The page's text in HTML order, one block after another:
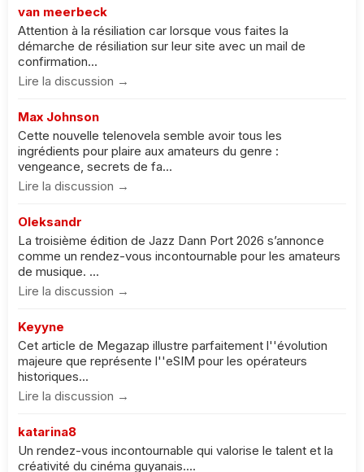
van meerbeck
Attention à la résiliation car lorsque vous faites la
démarche de résiliation sur leur site avec un mail de
confirmation...
Lire la discussion →
Max Johnson
Cette nouvelle telenovela semble avoir tous les
ingrédients pour plaire aux amateurs du genre :
vengeance, secrets de fa...
Lire la discussion →
Oleksandr
La troisième édition de Jazz Dann Port 2026 s’annonce
comme un rendez-vous incontournable pour les amateurs
de musique. ...
Lire la discussion →
Keyyne
Cet article de Megazap illustre parfaitement l''évolution
majeure que représente l''eSIM pour les opérateurs
historiques...
Lire la discussion →
katarina8
Un rendez-vous incontournable qui valorise le talent et la
créativité du cinéma guyanais....